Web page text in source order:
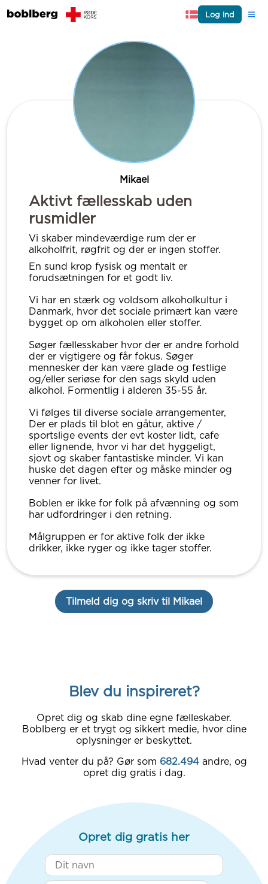
Log ind
Mikael
Aktivt fællesskab uden
rusmidler
Vi skaber mindeværdige rum der er
alkoholfrit, røgfrit og der er ingen stoffer.
En sund krop fysisk og mentalt er
forudsætningen for et godt liv.
Vi har en stærk og voldsom alkoholkultur i
Danmark, hvor det sociale primært kan være
bygget op om alkoholen eller stoffer.
Søger fællesskaber hvor der er andre forhold
der er vigtigere og får fokus. Søger
mennesker der kan være glade og festlige
og/eller seriøse for den sags skyld uden
alkohol. Formentlig i alderen 35-55 år.
Vi følges til diverse sociale arrangementer,
Der er plads til blot en gåtur, aktive /
sportslige events der evt koster lidt, cafe
eller lignende, hvor vi har det hyggeligt,
sjovt og skaber fantastiske minder. Vi kan
huske det dagen efter og måske minder og
venner for livet.
Boblen er ikke for folk på afvænning og som
har udfordringer i den retning.
Målgruppen er for aktive folk der ikke
drikker, ikke ryger og ikke tager stoffer.
Tilmeld dig og skriv til Mikael
Blev du inspireret?
Opret dig og skab dine egne fælleskaber.
Boblberg er et trygt og sikkert medie, hvor dine
oplysninger er beskyttet.
Hvad venter du på? Gør som 682.494 andre, og
opret dig gratis i dag.
Opret dig gratis her